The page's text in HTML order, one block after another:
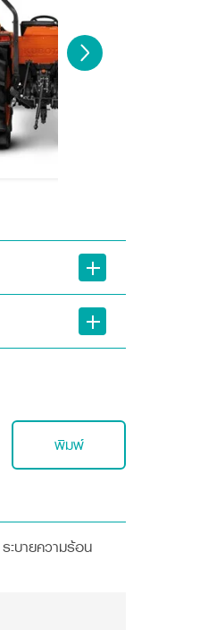
นค่าได้ชัดเจนและง่ายทั้งกลางวัน
พิมพ์
ะบายความร้อน